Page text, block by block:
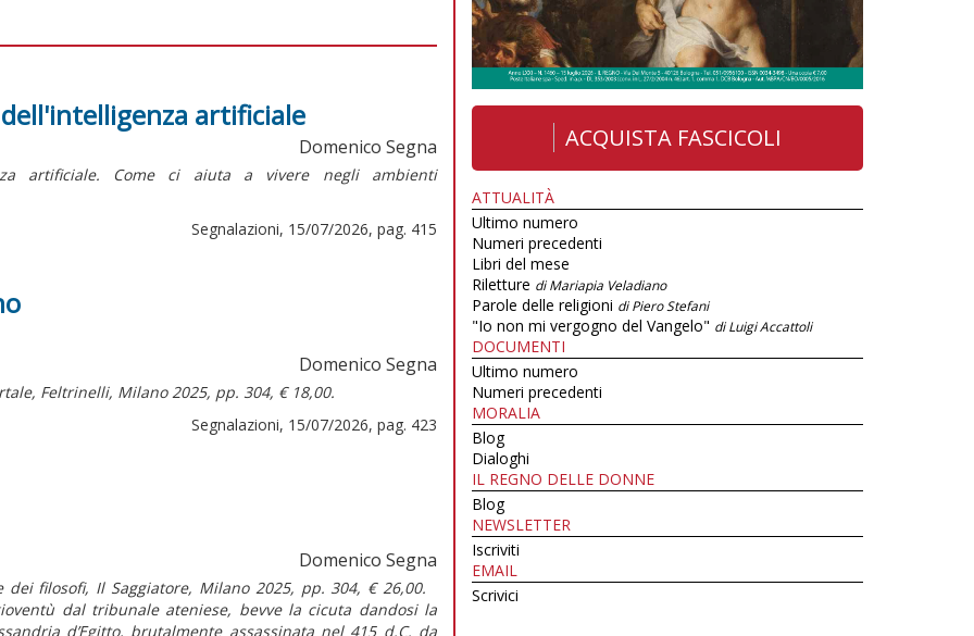
artificiale
Domenico Segna
artificiale. Come ci aiuta a vivere negli ambienti
Segnalazioni, 15/07/2026, pag. 415
Domenico Segna
Feltrinelli, Milano 2025, pp. 304, € 18,00.
Segnalazioni, 15/07/2026, pag. 423
Domenico Segna
filosofi, Il Saggiatore, Milano 2025, pp. 304, € 26,00.
dal tribunale ateniese, bevve la cicuta dandosi la
d’Egitto, brutalmente assassinata nel 415 d.C. da
ACQUISTA FASCICOLI
ATTUALITÀ
Ultimo numero
Numeri precedenti
Libri del mese
Riletture di Mariapia Veladiano
Parole delle religioni di Piero Stefani
"Io non mi vergogno del Vangelo" di Luigi Accattoli
DOCUMENTI
Ultimo numero
Numeri precedenti
MORALIA
Blog
Dialoghi
IL REGNO DELLE DONNE
Blog
NEWSLETTER
Iscriviti
EMAIL
Scrivici